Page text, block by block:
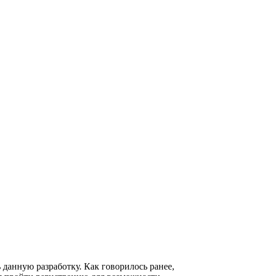
разработку. Как говорилось ранее,